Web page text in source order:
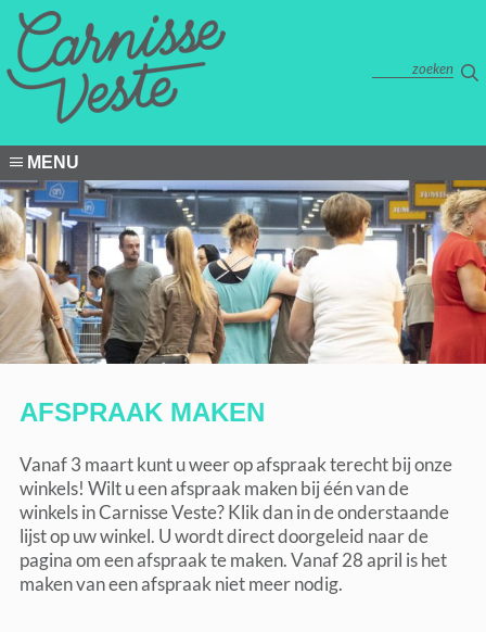
MENU
AFSPRAAK MAKEN
Vanaf 3 maart kunt u weer op afspraak terecht bij onze
winkels! Wilt u een afspraak maken bij één van de
winkels in Carnisse Veste? Klik dan in de onderstaande
lijst op uw winkel. U wordt direct doorgeleid naar de
pagina om een afspraak te maken. Vanaf 28 april is het
maken van een afspraak niet meer nodig.